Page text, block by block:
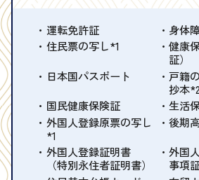
運転免許証
身体
住民票の写し*1
健康
証）
日本国パスポート
戸籍
抄本*2
国民健康保険証
生活
外国人登録原票の写し
*1
後期
外国人登録証明書
（特別永住者証明書）
外国
事項